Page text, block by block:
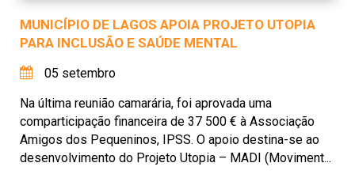
MUNICÍPIO DE LAGOS APOIA PROJETO UTOPIA
PARA INCLUSÃO E SAÚDE MENTAL
05 setembro
Na última reunião camarária, foi aprovada uma
comparticipação financeira de 37 500 € à Associação
Amigos dos Pequeninos, IPSS. O apoio destina-se ao
desenvolvimento do Projeto Utopia – MADI (Moviment...